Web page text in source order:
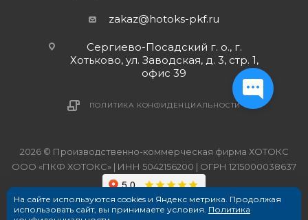
zakaz@hotoks-pkf.ru
Сергиево-Посадский г. о., г.
Хотьково, ул. Заводская, д. 3, стр. 1,
офис 39
ПОЛИТИКА КОНФИДЕНЦИАЛЬНОСТИ
2026 © Производственно-коммерческая фирма ХОТОКС
ООО «ПКФ ХОТОКС» | ИНН 5042156200 | ОГРН 1215000038637
На сайте используются cookies и Яндекс метрика. Продолжая
использовать сайт, вы принимаете условия. Политика